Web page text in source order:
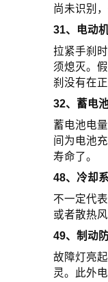
尚未识别
31、电动
拉紧手刹
须熄灭。
刹没有在
32、蓄电
蓄电池电
间为电池
寿命了。
48、冷却
不一定代
或者散热风
49、制动
故障灯亮
灵。此外